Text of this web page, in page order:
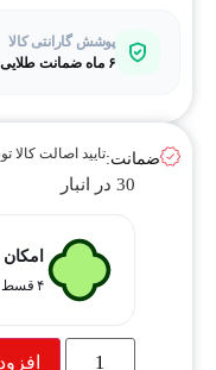
پوشش گارانتی کالا
۶ ماه ضمانت طلایی بی‌قیدوشرط مصباح
ضمانت:تایید اصالت کالا
30 در انبار
۴ قسط ماهانه. بدون سود، چک و ضامن.